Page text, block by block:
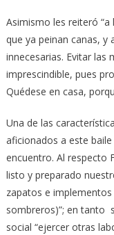
Asimismo les reiteró
que ya peinan canas, y
innecesarias. Evitar las
imprescindible, pues
Quédese en casa,
Una de las
aficionados a este
encuentro. Al respecto
listo y preparado
zapatos e
sombreros)”; en tanto
social “ejercer otras